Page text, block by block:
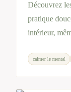
Découvrez
pratique
intérieur,
méditer
commencez
calmer le mental